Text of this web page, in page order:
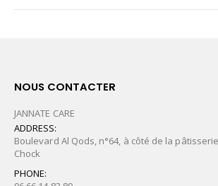
NOUS CONTACTER
JANNATE CARE
ADDRESS:
Boulevard Al Qods, n°64, à côté de la
Chock
PHONE: